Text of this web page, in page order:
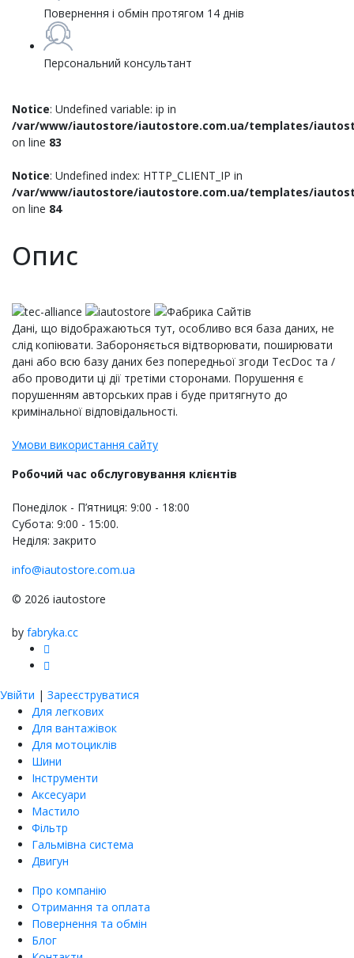
Повернення і обмін протягом 14 днів
Персональний консультант
Notice: Undefined variable: ip in
/var/www/iautostore/iautostore.com.ua/templates/
on line 83
Notice: Undefined index: HTTP_CLIENT_IP in
/var/www/iautostore/iautostore.com.ua/templates/
on line 84
Опис
Дані, що відображаються тут, особливо вся база даних, не
слід копіювати. Забороняється відтворювати, поширювати
дані або всю базу даних без попередньої згоди TecDoc та /
або проводити ці дії третіми сторонами. Порушення є
порушенням авторських прав і буде притягнуто до
кримінальної відповідальності.
Умови використання сайту
Робочий час обслуговування клієнтів
Понеділок - П’ятниця: 9:00 - 18:00
Субота: 9:00 - 15:00.
Неділя: закрито
info@iautostore.com.ua
© 2026 iautostore
by fabryka.cc
Увійти | Зареєструватися
Для легкових
Для вантажівок
Для мотоциклів
Шини
Інструменти
Аксесуари
Мастило
Фільтр
Гальмівна система
Двигун
Про компанію
Отримання та оплата
Повернення та обмін
Блог